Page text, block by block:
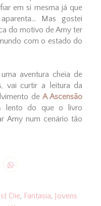
em si mesma já que
Mas gostei
do motivo de Amy ter
com o estado do
aventura cheia de
vai curtir a leitura da
deA Ascensão
lento do que o livro
Amy num cenário tão
Die, Fantasia, Jovens